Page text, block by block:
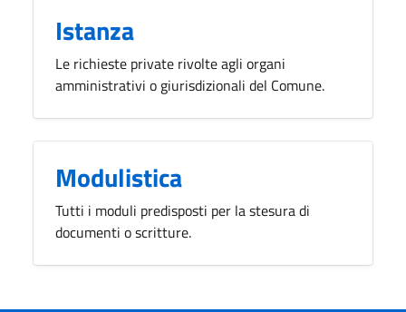
Istanza
Le richieste private rivolte agli organi
amministrativi o giurisdizionali del Comune.
Modulistica
Tutti i moduli predisposti per la stesura di
documenti o scritture.